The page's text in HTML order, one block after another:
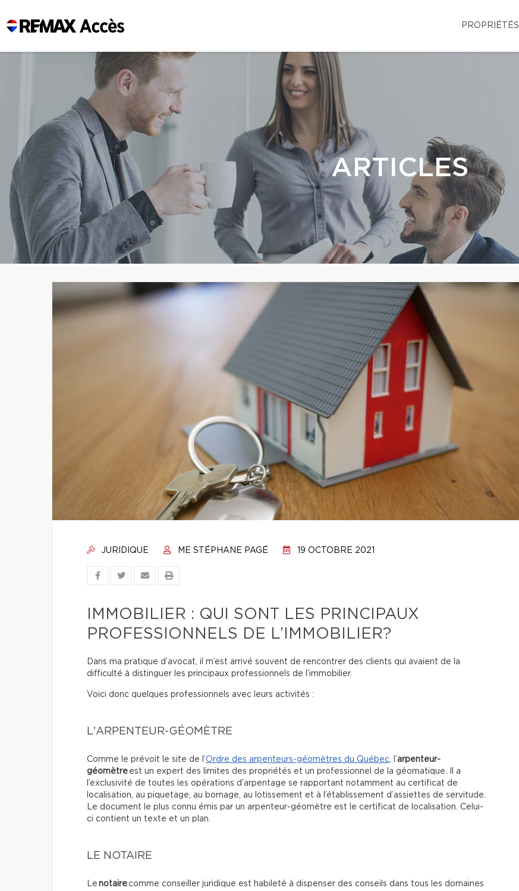
PROPRIÉTÉS
ARTICLES
JURIDIQUE ME STÉPHANE PAGÉ 19 OCTOBRE 2021
IMMOBILIER : QUI SONT LES PRINCIPAUX
PROFESSIONNELS DE L’IMMOBILIER?
Dans ma pratique d’avocat, il m’est arrivé souvent de rencontrer des clients qui avaient de la
difficulté à distinguer les principaux professionnels de l’immobilier.
Voici donc quelques professionnels avec leurs activités :
L'ARPENTEUR-GÉOMÈTRE
Comme le prévoit le site de l’Ordre des arpenteurs-géomètres du Québec, l’arpenteur-
géomètre est un expert des limites des propriétés et un professionnel de la géomatique. Il a
l’exclusivité de toutes les opérations d’arpentage se rapportant notamment au certificat de
localisation, au piquetage, au bornage, au lotissement et à l’établissement d’assiettes de servitude.
Le document le plus connu émis par un arpenteur-géomètre est le certificat de localisation. Celui-
ci contient un texte et un plan.
LE NOTAIRE
Le notaire comme conseiller juridique est habileté à dispenser des conseils dans tous les domaines